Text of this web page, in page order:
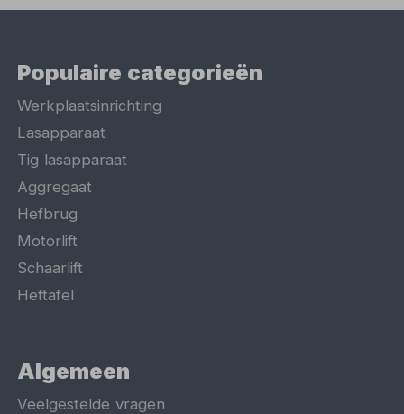
Populaire categorieën
Werkplaatsinrichting
Lasapparaat
Tig lasapparaat
Aggregaat
Hefbrug
Motorlift
Schaarlift
Heftafel
Algemeen
Veelgestelde vragen